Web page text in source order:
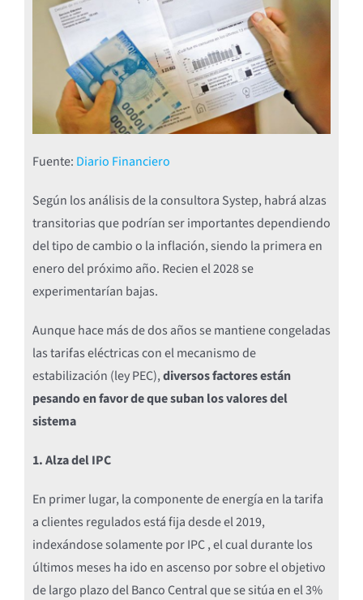
Fuente: Diario Financiero
Según los análisis de la consultora Systep, habrá alzas
transitorias que podrían ser importantes dependiendo
del tipo de cambio o la inflación, siendo la primera en
enero del próximo año. Recien el 2028 se
experimentarían bajas.
Aunque hace más de dos años se mantiene congeladas
las tarifas eléctricas con el mecanismo de
estabilización (ley PEC),diversos factores están
pesando en favor de que suban los valores del
sistema
1. Alza del IPC
En primer lugar, la componente de energía en la tarifa
a clientes regulados está fija desde el 2019,
indexándose solamente por IPC , el cual durante los
últimos meses ha ido en ascenso por sobre el objetivo
de largo plazo del Banco Central que se sitúa en el 3%